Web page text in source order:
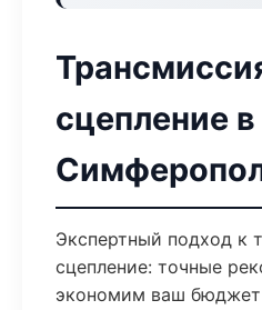
сцепление в
Экспертный подход к
сцепление: точные
экономим ваш бюджет